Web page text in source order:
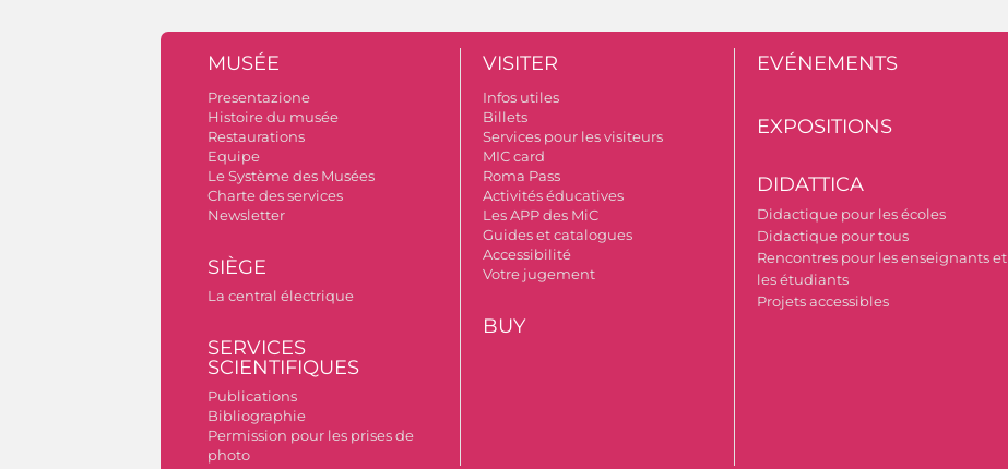
MUSÉE
Presentazione
Histoire du musée
Restaurations
Equipe
Le Système des Musées
Charte des services
Newsletter
SIÈGE
La central électrique
SERVICES
SCIENTIFIQUES
Publications
Bibliographie
Permission pour les prises de
photo
VISITER
Infos utiles
Billets
Services pour les visiteurs
MIC card
Roma Pass
Activités éducatives
Les APP des MiC
Guides et catalogues
Accessibilité
Votre jugement
BUY
EVÉNEMENTS
EXPOSITIONS
DIDATTICA
Didactique pour les écoles
Didactique pour tous
Rencontres pour les enseignants et
les étudiants
Projets accessibles